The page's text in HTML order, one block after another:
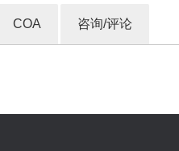
COA 咨询/评论